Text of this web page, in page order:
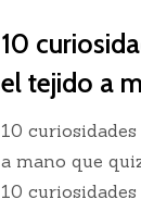
10
el tejido a
10
a mano que
10